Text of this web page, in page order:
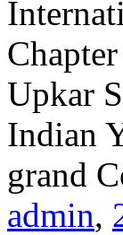
Upkar
Indian
grand
admin,